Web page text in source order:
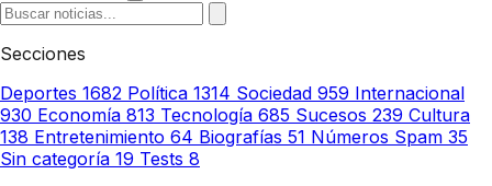
Secciones
Deportes 1682 Política 1314 Sociedad 959 Internacional
930 Economía 813 Tecnología 685 Sucesos 239 Cultura
138 Entretenimiento 64 Biografías 51 Números Spam 35
Sin categoría 19 Tests 8